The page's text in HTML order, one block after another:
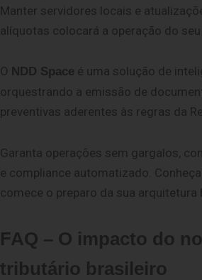
Manter servidores locais e
alíquotas colocará a operação do
O NDD Space é uma solução de
orquestrando a emissão de
preventivas aderentes às regras da
Garanta operações sem gargalos,
e compliance automatizado.
comece o preparo da sua arquitetura
FAQ – O impacto do
tributário brasileiro